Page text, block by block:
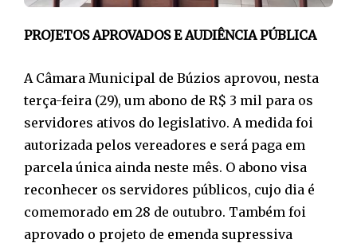
PROJETOS APROVADOS E AUDIÊNCIA PÚBLICA
A Câmara Municipal de Búzios aprovou, nesta
terça-feira (29), um abono de R$ 3 mil para os
servidores ativos do legislativo. A medida foi
autorizada pelos vereadores e será paga em
parcela única ainda neste mês. O abono visa
reconhecer os servidores públicos, cujo dia é
comemorado em 28 de outubro. Também foi
aprovado o projeto de emenda supressiva